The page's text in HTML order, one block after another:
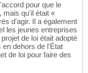
pour que le
mais qu'il était «
d'agir. Il a également
les jeunes entreprises
de loi était adopté
en dehors de l'État
de loi pour faire des